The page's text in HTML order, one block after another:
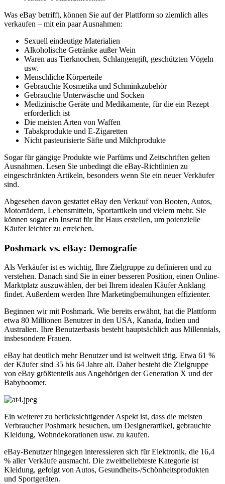
Was eBay betrifft, können Sie auf der Plattform so ziemlich alles
verkaufen – mit ein paar Ausnahmen:
Sexuell eindeutige Materialien
Alkoholische Getränke außer Wein
Waren aus Tierknochen, Schlangengift, geschützten Vögeln
usw.
Menschliche Körperteile
Gebrauchte Kosmetika und Schminkzubehör
Gebrauchte Unterwäsche und Socken
Medizinische Geräte und Medikamente, für die ein Rezept
erforderlich ist
Die meisten Arten von Waffen
Tabakprodukte und E-Zigaretten
Nicht pasteurisierte Säfte und Milchprodukte
Sogar für gängige Produkte wie Parfüms und Zeitschriften gelten
Ausnahmen. Lesen Sie unbedingt die eBay-Richtlinien zu
eingeschränkten Artikeln, besonders wenn Sie ein neuer Verkäufer
sind.
Abgesehen davon gestattet eBay den Verkauf von Booten, Autos,
Motorrädern, Lebensmitteln, Sportartikeln und vielem mehr. Sie
können sogar ein Inserat für Ihr Haus erstellen, um potenzielle
Käufer leichter zu erreichen.
Poshmark vs. eBay: Demografie
Als Verkäufer ist es wichtig, Ihre Zielgruppe zu definieren und zu
verstehen. Danach sind Sie in einer besseren Position, einen Online-
Marktplatz auszuwählen, der bei Ihrem idealen Käufer Anklang
findet. Außerdem werden Ihre Marketingbemühungen effizienter.
Beginnen wir mit Poshmark. Wie bereits erwähnt, hat die Plattform
etwa 80 Millionen Benutzer in den USA, Kanada, Indien und
Australien. Ihre Benutzerbasis besteht hauptsächlich aus Millennials,
insbesondere Frauen.
eBay hat deutlich mehr Benutzer und ist weltweit tätig. Etwa 61 %
der Käufer sind 35 bis 64 Jahre alt. Daher besteht die Zielgruppe
von eBay größtenteils aus Angehörigen der Generation X und der
Babyboomer.
Ein weiterer zu berücksichtigender Aspekt ist, dass die meisten
Verbraucher Poshmark besuchen, um Designerartikel, gebrauchte
Kleidung, Wohndekorationen usw. zu kaufen.
eBay-Benutzer hingegen interessieren sich für Elektronik, die 16,4
% aller Verkäufe ausmacht. Die zweitbeliebteste Kategorie ist
Kleidung, gefolgt von Autos, Gesundheits-/Schönheitsprodukten
und Sportgeräten.